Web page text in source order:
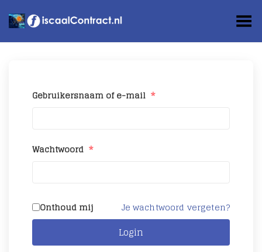
Toggle Menu
Gebruikersnaam of e-mail *
Wachtwoord *
Onthoud mij Je wachtwoord vergeten?
Login